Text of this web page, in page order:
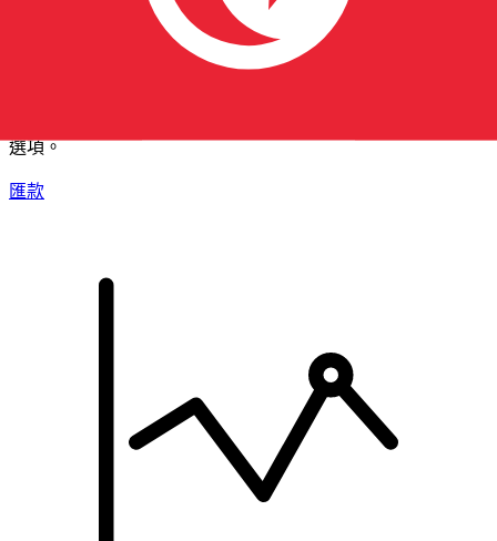
選項。
匯款